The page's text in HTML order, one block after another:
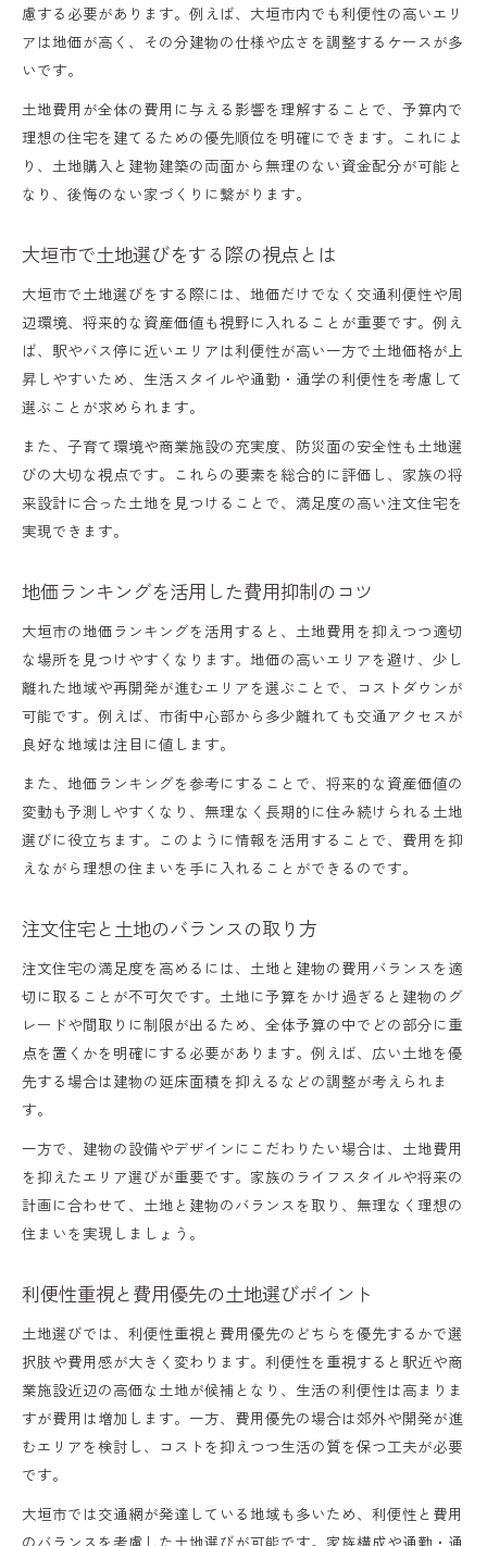
慮する必要があります。例えば、大垣市内でも利便性の高いエリ
アは地価が高く、その分建物の仕様や広さを調整するケースが多
いです。
土地費用が全体の費用に与える影響を理解することで、予算内で
理想の住宅を建てるための優先順位を明確にできます。これによ
り、土地購入と建物建築の両面から無理のない資金配分が可能と
なり、後悔のない家づくりに繋がります。
大垣市で土地選びをする際の視点とは
大垣市で土地選びをする際には、地価だけでなく交通利便性や周
辺環境、将来的な資産価値も視野に入れることが重要です。例え
ば、駅やバス停に近いエリアは利便性が高い一方で土地価格が上
昇しやすいため、生活スタイルや通勤・通学の利便性を考慮して
選ぶことが求められます。
また、子育て環境や商業施設の充実度、防災面の安全性も土地選
びの大切な視点です。これらの要素を総合的に評価し、家族の将
来設計に合った土地を見つけることで、満足度の高い注文住宅を
実現できます。
地価ランキングを活用した費用抑制のコツ
大垣市の地価ランキングを活用すると、土地費用を抑えつつ適切
な場所を見つけやすくなります。地価の高いエリアを避け、少し
離れた地域や再開発が進むエリアを選ぶことで、コストダウンが
可能です。例えば、市街中心部から多少離れても交通アクセスが
良好な地域は注目に値します。
また、地価ランキングを参考にすることで、将来的な資産価値の
変動も予測しやすくなり、無理なく長期的に住み続けられる土地
選びに役立ちます。このように情報を活用することで、費用を抑
えながら理想の住まいを手に入れることができるのです。
注文住宅と土地のバランスの取り方
注文住宅の満足度を高めるには、土地と建物の費用バランスを適
切に取ることが不可欠です。土地に予算をかけ過ぎると建物のグ
レードや間取りに制限が出るため、全体予算の中でどの部分に重
点を置くかを明確にする必要があります。例えば、広い土地を優
先する場合は建物の延床面積を抑えるなどの調整が考えられま
す。
一方で、建物の設備やデザインにこだわりたい場合は、土地費用
を抑えたエリア選びが重要です。家族のライフスタイルや将来の
計画に合わせて、土地と建物のバランスを取り、無理なく理想の
住まいを実現しましょう。
利便性重視と費用優先の土地選びポイント
土地選びでは、利便性重視と費用優先のどちらを優先するかで選
択肢や費用感が大きく変わります。利便性を重視すると駅近や商
業施設近辺の高価な土地が候補となり、生活の利便性は高まりま
すが費用は増加します。一方、費用優先の場合は郊外や開発が進
むエリアを検討し、コストを抑えつつ生活の質を保つ工夫が必要
です。
大垣市では交通網が発達している地域も多いため、利便性と費用
のバランスを考慮した土地選びが可能です。家族構成や通勤・通